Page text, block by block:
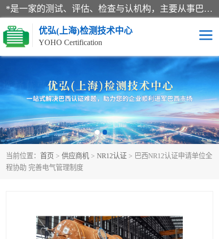
*是一家的测试、评估、检查与认机构，主要从事巴西NR10认证、NR12认证、NR13认证；ANATEL认证、INMTRO认证，欧盟CE认证：MD认证，PED认证，MID认证，ATEX认证，德国蓝色天使认证。
优弘(上海)检测技术中心
YOHO Certification
当前位置： 首页 > 供应商机 > NR12认证 > 巴西NR12认证申请单位全
程协助 完善电气管理制度
RECYCLASS认证 NR10认证
NR12认证 NR13认证
ART认证 巴西NR认证
巴西认证 RETIE认证